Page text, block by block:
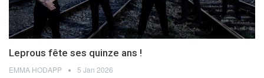
Leprous fête ses quinze ans !
EMMA HODAPP 5 Jan 2026